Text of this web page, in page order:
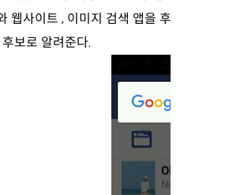
웹사이트 , 이미지 검색 앱을 후보로, 그
보로 알려준다.